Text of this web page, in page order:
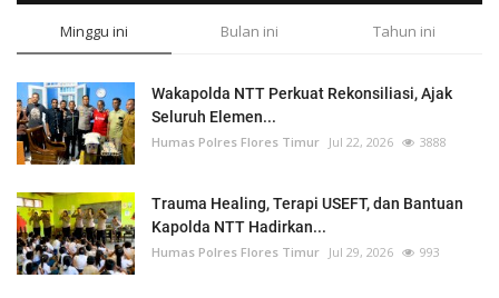
Minggu ini Bulan ini Tahun ini
Wakapolda NTT Perkuat Rekonsiliasi, Ajak
Seluruh Elemen...
Humas Polres Flores Timur Jul 22, 2026 3888
Trauma Healing, Terapi USEFT, dan Bantuan
Kapolda NTT Hadirkan...
Humas Polres Flores Timur Jul 29, 2026 993